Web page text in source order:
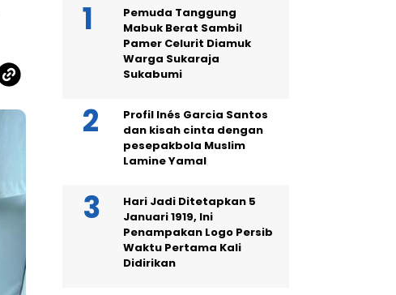
Pemuda Tanggung
Mabuk Berat Sambil
Pamer Celurit Diamuk
Warga Sukaraja
Sukabumi
Profil Inés Garcia Santos
dan kisah cinta dengan
pesepakbola Muslim
Lamine Yamal
Hari Jadi Ditetapkan 5
Januari 1919, Ini
Penampakan Logo Persib
Waktu Pertama Kali
Didirikan